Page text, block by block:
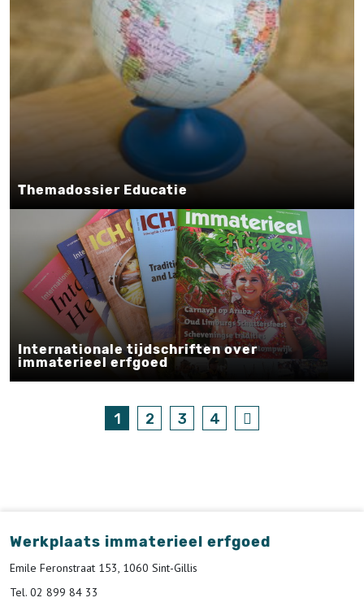
Internationale tijdschriften over
immaterieel erfgoed
Themadossier Educatie
1 2 3 4
Werkplaats immaterieel erfgoed
Emile Feronstraat 153, 1060 Sint-Gillis
Tel. 02 899 84 33